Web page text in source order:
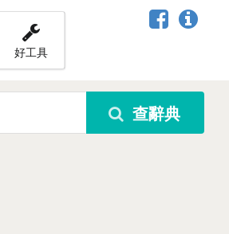
好工具
查辭典